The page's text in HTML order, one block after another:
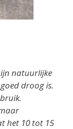
natuurlijke
droog is.
het 10 tot 15